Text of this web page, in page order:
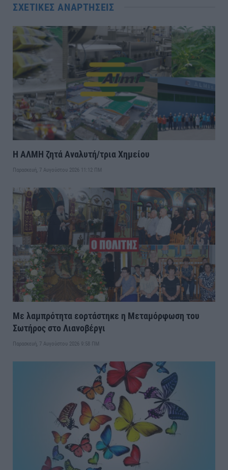
ΣΧΕΤΙΚΈΣ ΑΝΑΡΤΉΣΕΙΣ
Η ΑΛΜΗ ζητά Αναλυτή/τρια Χημείου
Παρασκευή, 7 Αυγούστου 2026 11:12 ΠΜ
Με λαμπρότητα εορτάστηκε η Μεταμόρφωση του
Σωτήρος στο Λιανοβέργι
Παρασκευή, 7 Αυγούστου 2026 9:58 ΠΜ